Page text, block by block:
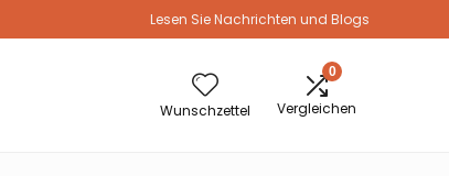
Lesen Sie Nachrichten und Blogs
Wunschzettel
0
Vergleichen